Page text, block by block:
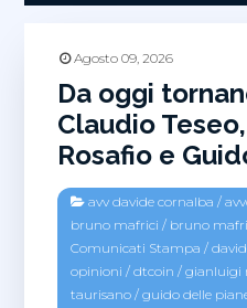
Agosto 09, 2026
Da oggi
Claudio
Rosafio e
avv davide cornalba /
bruno mafrici / bruno
Comunicati Stampa /
opinioni /dtcoin /gianluigi
taurisano /guido delle